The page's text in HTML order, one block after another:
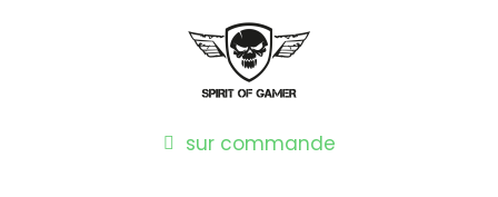
sur commande